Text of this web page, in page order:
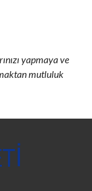
yapmaya ve
mutluluk